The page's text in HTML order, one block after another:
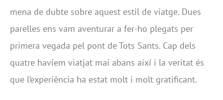
mena de dubte sobre aquest estil de viatge. Dues
parelles ens vam aventurar a fer-ho plegats per
primera vegada pel pont de Tots Sants. Cap dels
quatre havíem viatjat mai abans així i la veritat és
que l’experiència ha estat molt i molt gratificant.